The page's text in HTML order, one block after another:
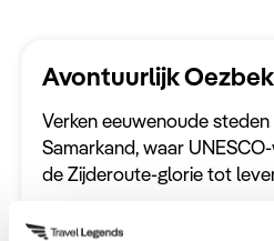
Avontuurlijk
Verken eeuwenoude
Samarkand, waar
de Zijderoute-glorie tot
hoofdstad met